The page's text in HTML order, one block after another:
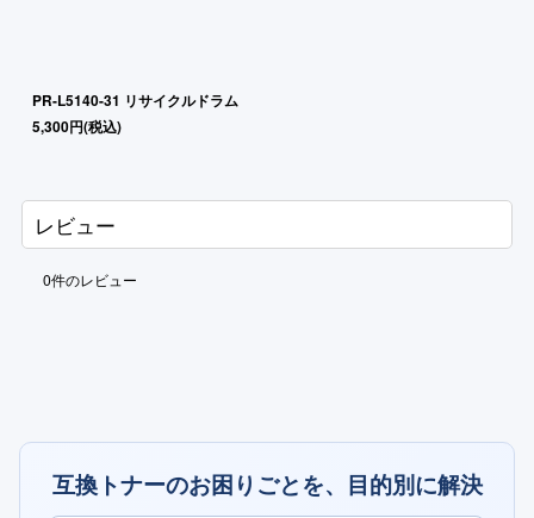
PR-L5140-31 リサイクルドラム
5,300円(税込)
レビュー
0件のレビュー
互換トナーのお困りごとを、目的別に解決